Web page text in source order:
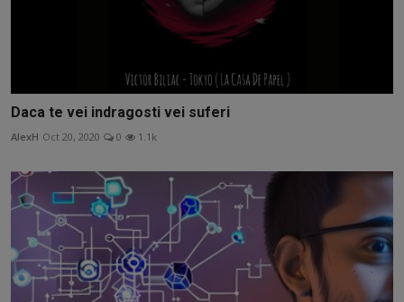
Daca te vei indragosti vei suferi
AlexH Oct 20, 2020 0 1.1k